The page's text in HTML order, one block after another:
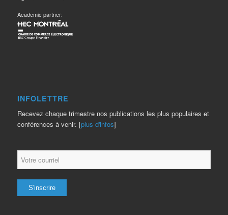
Academic partner:
INFOLETTRE
Recevez chaque trimestre nos publications les plus populaires et
conférences à venir. [plus d'infos]